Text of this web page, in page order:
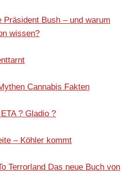
Präsident Bush – und warum
wissen?
Cannabis Fakten
? Gladio ?
– Köhler kommt
Terrorland Das neue Buch von